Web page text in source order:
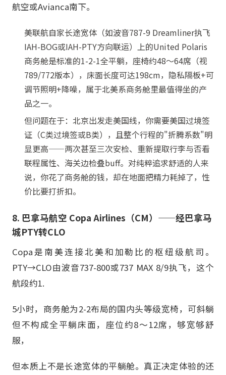
航空或Avianca南下。
美联航自家长途宽体（如波音787-9 Dreamliner执飞
IAH-BOG或IAH-PTY方向联运）上的United Polaris
商务舱是标准的1-2-1全平躺，座椅约48～64席（视
789/772版本），床面长度可达198cm，隐私隔板+可
调节照明+降噪，属于北美系商务舱里最值得坐的产
品之一。
但问题在于：北京出发走美国线，你需要美国过境签
证（C类过境签或B类），且整个行程的"折腾系数"明
显更高——两次甚至三次安检、重新提取行李与否看
联程属性、海关边检叠buff。对纯粹追求舒适的人来
说，你花了商务舱的钱，却在地面把精力耗掉了，性
价比要打折扣。
8. 巴拿马航空 Copa Airlines（CM）——经巴拿马
城PTY转CLO
Copa是南美连接北美和加勒比的枢纽级航司。
PTY→CLO由波音737-800或737 MAX 8/9执飞，这个
航段约1.
5小时，商务舱为2-2布局的国内头等级宽椅，可斜躺
但不构成全平躺床面，座位约8～12席，够宽够舒
服，
但本质上不是长途宽体的平躺舱。真正决定体验的还